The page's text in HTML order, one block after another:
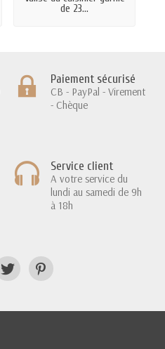
de 23...
Paiement sécurisé
CB - PayPal - Virement
- Chèque
Service client
A votre service du
lundi au samedi de 9h
à 18h